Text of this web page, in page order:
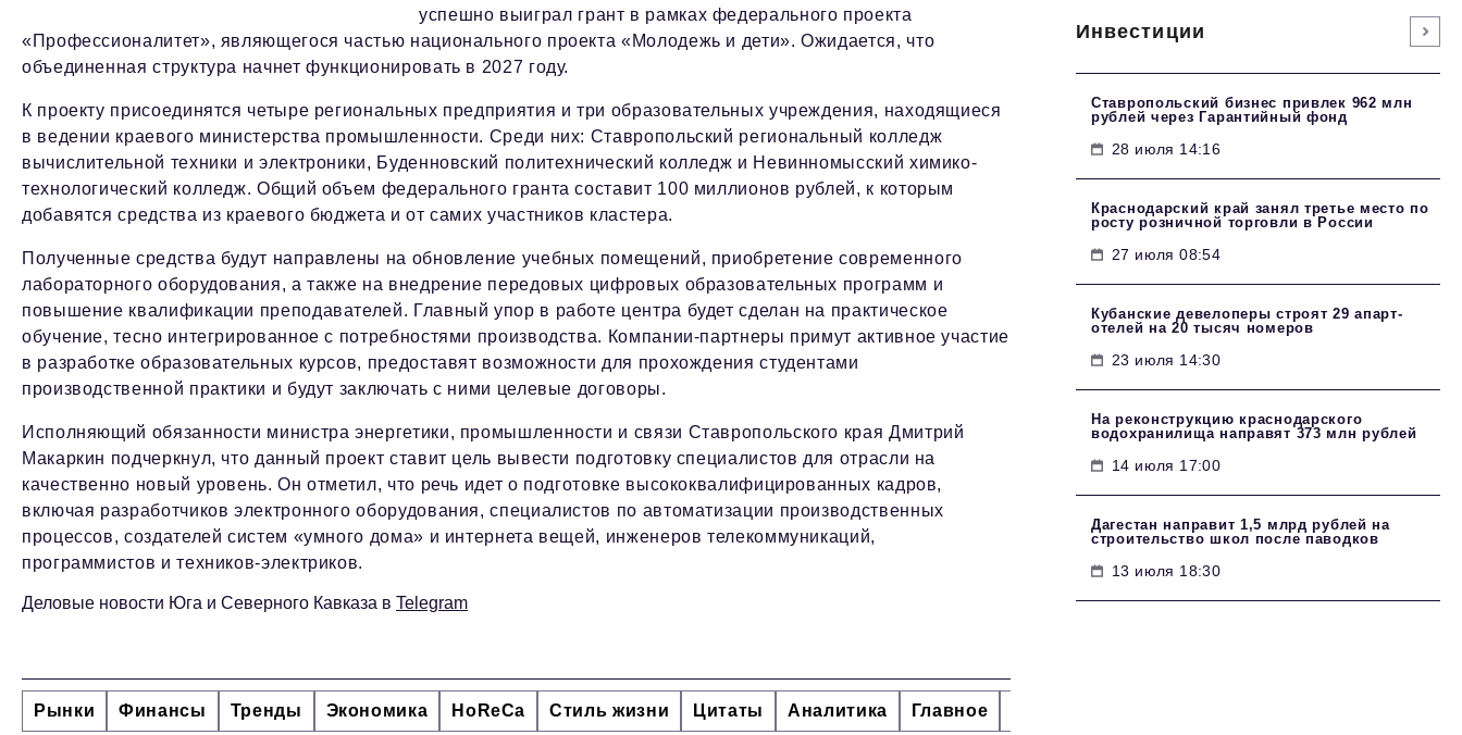
успешно выиграл грант в рамках федерального проекта
«Профессионалитет», являющегося частью национального проекта «Молодежь и дети». Ожидается, что
объединенная структура начнет функционировать в 2027 году.
К проекту присоединятся четыре региональных предприятия и три образовательных учреждения, находящиеся
в ведении краевого министерства промышленности. Среди них: Ставропольский региональный колледж
вычислительной техники и электроники, Буденновский политехнический колледж и Невинномысский химико-
технологический колледж. Общий объем федерального гранта составит 100 миллионов рублей, к которым
добавятся средства из краевого бюджета и от самих участников кластера.
Полученные средства будут направлены на обновление учебных помещений, приобретение современного
лабораторного оборудования, а также на внедрение передовых цифровых образовательных программ и
повышение квалификации преподавателей. Главный упор в работе центра будет сделан на практическое
обучение, тесно интегрированное с потребностями производства. Компании-партнеры примут активное участие
в разработке образовательных курсов, предоставят возможности для прохождения студентами
производственной практики и будут заключать с ними целевые договоры.
Исполняющий обязанности министра энергетики, промышленности и связи Ставропольского края Дмитрий
Макаркин подчеркнул, что данный проект ставит цель вывести подготовку специалистов для отрасли на
качественно новый уровень. Он отметил, что речь идет о подготовке высококвалифицированных кадров,
включая разработчиков электронного оборудования, специалистов по автоматизации производственных
процессов, создателей систем «умного дома» и интернета вещей, инженеров телекоммуникаций,
программистов и техников-электриков.
Деловые новости Юга и Северного Кавказа в Telegram
Рынки Финансы Тренды Экономика HoReCa Стиль жизни Цитаты Аналитика Главное
Инвестиции
Ставропольский бизнес привлек 962 млн
рублей через Гарантийный фонд
28 июля 14:16
Краснодарский край занял третье место по
росту розничной торговли в России
27 июля 08:54
Кубанские девелоперы строят 29 апарт-
отелей на 20 тысяч номеров
23 июля 14:30
На реконструкцию краснодарского
водохранилища направят 373 млн рублей
14 июля 17:00
Дагестан направит 1,5 млрд рублей на
строительство школ после паводков
13 июля 18:30